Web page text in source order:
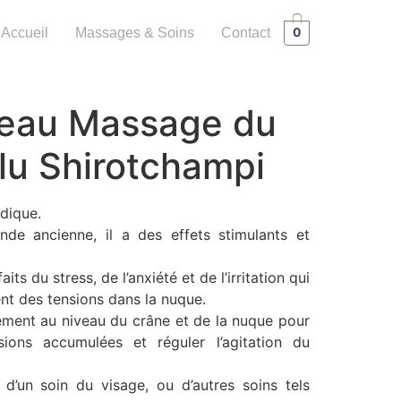
Accueil Massages & Soins Contact 0
Massage du
Shirotchampi
ancienne, il a des effets stimulants et
du stress, de l’anxiété et de l’irritation qui
des tensions dans la nuque.
au niveau du crâne et de la nuque pour
accumulées et réguler l’agitation du
soin du visage, ou d’autres soins tels